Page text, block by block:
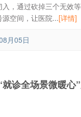
，通过砍掉三个无效
空间，让医院...[详情]
月05日
诊全场景微暖心